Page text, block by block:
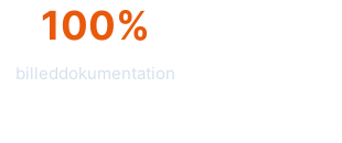
100%
billeddokumentation